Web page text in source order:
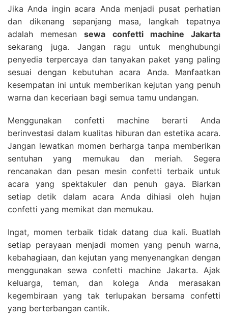
Jika Anda ingin acara Anda menjadi pusat perhatian
dan dikenang sepanjang masa, langkah tepatnya
adalah memesansewa confetti machine Jakarta
sekarang juga. Jangan ragu untuk menghubungi
penyedia terpercaya dan tanyakan paket yang paling
sesuai dengan kebutuhan acara Anda. Manfaatkan
kesempatan ini untuk memberikan kejutan yang penuh
warna dan keceriaan bagi semua tamu undangan.
Menggunakan confetti machine berarti Anda
berinvestasi dalam kualitas hiburan dan estetika acara.
Jangan lewatkan momen berharga tanpa memberikan
sentuhan yang memukau dan meriah. Segera
rencanakan dan pesan mesin confetti terbaik untuk
acara yang spektakuler dan penuh gaya. Biarkan
setiap detik dalam acara Anda dihiasi oleh hujan
confetti yang memikat dan memukau.
Ingat, momen terbaik tidak datang dua kali. Buatlah
setiap perayaan menjadi momen yang penuh warna,
kebahagiaan, dan kejutan yang menyenangkan dengan
menggunakan sewa confetti machine Jakarta. Ajak
keluarga, teman, dan kolega Anda merasakan
kegembiraan yang tak terlupakan bersama confetti
yang berterbangan cantik.